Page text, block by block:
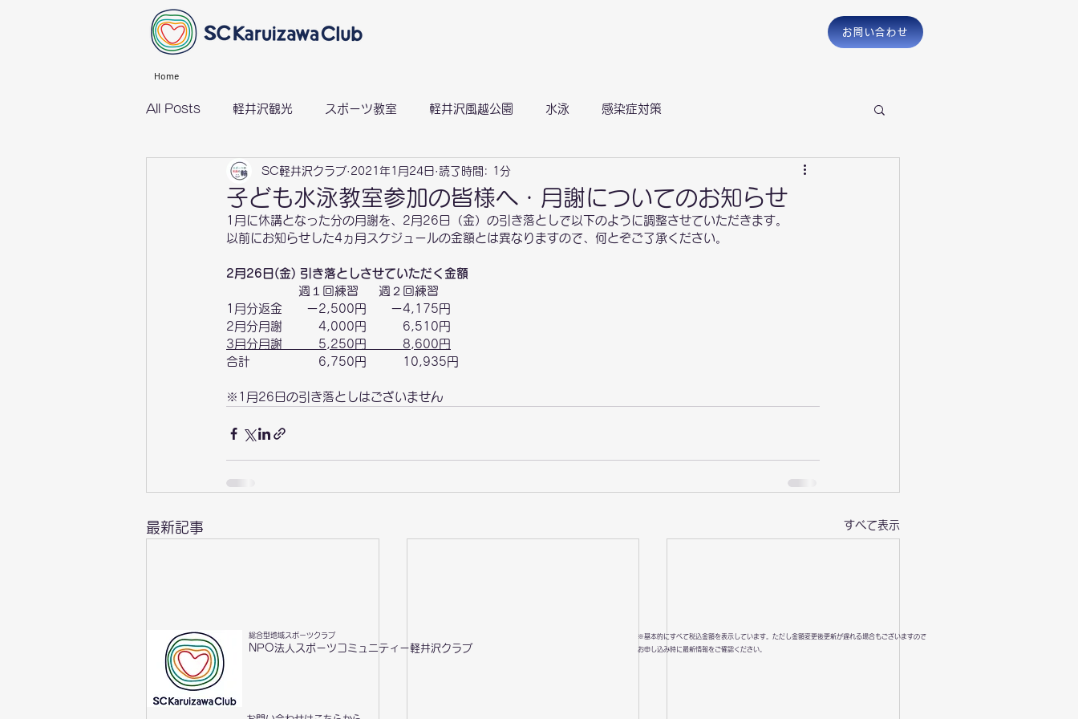
お問い合わせ
All Posts 軽井沢観光 スポーツ教室 軽井沢風越公園 水泳 感染症対策
グループライド（サイクリング） 風越ランニングサークル
子ども水泳教室参加の皆様へ・月謝についてのお知らせ
SC軽井沢クラブ 2021年1月24日 読了時間: 1分
1月に休講となった分の月謝を、2月26日（金）の引き落としで以下のように調整させていただきます。
以前にお知らせした4ヵ月スケジュールの金額とは異なりますので、何とぞご了承ください。
2月26日(金) 引き落としさせていただく金額
週１回練習　  週２回練習
1月分返金　　ー2,500円　　ー4,175円
2月分月謝　　　4,000円　　　6,510円
3月分月謝　　　5,250円　　　8,600円
合計　　　　　  6,750円         10,935円
※1月26日の引き落としはございません
最新記事 すべて表示
Home
総合型地域スポーツクラブ
NPO法人スポーツコミュニティー軽井沢クラブ
※基本的にすべて税込金額を表示しています。ただし金額変更後更新が遅れる場合もございますので
お申し込み時に最新情報をご確認ください。